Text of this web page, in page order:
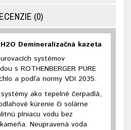
(0)
Demineralizačná kazeta
systémov
s ROTHENBERGER PURE
a podľa normy VDI 2035.
ako tepelné čerpadlá,
kúrenie či solárne
plniacu vodu bez
Neupravená voda